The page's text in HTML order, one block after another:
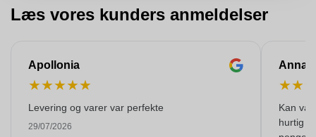
Læs vores kunders anmeldelser
Apollonia
★★★★★
Levering og varer var perfekte
29/07/2026
Anna
★★
Kan
hurtig